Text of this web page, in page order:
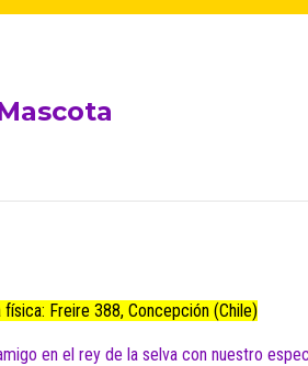
Freire 388, Concepción (Chile)
en el rey de la selva con nuestro